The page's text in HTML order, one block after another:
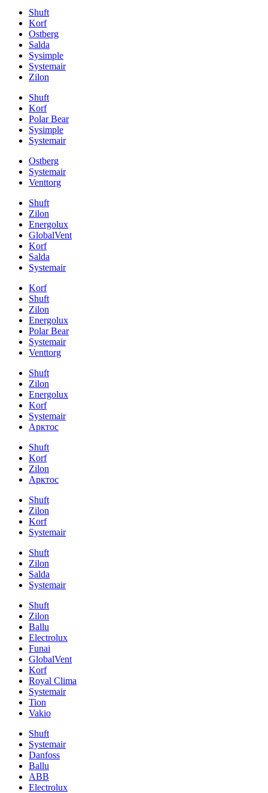
Shuft
Korf
Ostberg
Salda
Sysimple
Systemair
Zilon
Shuft
Korf
Polar Bear
Sysimple
Systemair
Ostberg
Systemair
Venttorg
Shuft
Zilon
Energolux
GlobalVent
Korf
Salda
Systemair
Korf
Shuft
Zilon
Energolux
Polar Bear
Systemair
Venttorg
Shuft
Zilon
Energolux
Korf
Systemair
Арктос
Shuft
Korf
Zilon
Арктос
Shuft
Zilon
Korf
Systemair
Shuft
Zilon
Salda
Systemair
Shuft
Zilon
Ballu
Electrolux
Funai
GlobalVent
Korf
Royal Clima
Systemair
Tion
Vakio
Shuft
Systemair
Danfoss
Ballu
ABB
Electrolux